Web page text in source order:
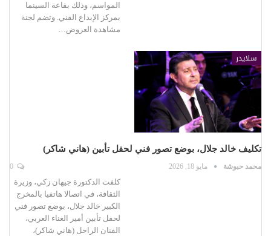
المواسم، وذلك بقاعة السينما
بمركز الإبداع الفني. وتضم لجنة
مشاهدة العروض…
سلايدر
تكليف خالد جلال، بوضع تصور فني لحفل تأبين (هاني شاكر)
محمد حبوشة مايو 18, 2026
كلفت الدكتورة جيهان زكي، وزيرة
الثقافة، في اتصالا هاتفيا بالمخرج
الكبير خالد جلال، بوضع تصور فني
لحفل تأبين أمير الغناء العربي،
الفنان الراحل (هاني شاكر)،